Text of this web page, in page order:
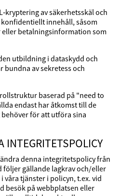
av säkerhetsskäl och
innehåll, såsom
betalningsinformation som
utbildning i dataskydd och
av sekretess och
baserad på "need to
endast har åtkomst till de
för att utföra sina
INTEGRITETSPOLICY
denna integritetspolicy från
följer gällande lagkrav och/eller
våra tjänster i policyn, t.ex. vid
besök på webbplatsen eller